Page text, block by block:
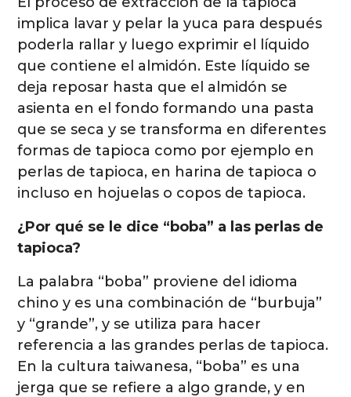
implica lavar y pelar la yuca para después
poderla rallar y luego exprimir el líquido
que contiene el almidón. Este líquido se
deja reposar hasta que el almidón se
asienta en el fondo formando una pasta
que se seca y se transforma en diferentes
formas de tapioca como por ejemplo en
perlas de tapioca, en harina de tapioca o
incluso en hojuelas o copos de tapioca.
¿Por qué se le dice “boba” a las perlas de
tapioca?
La palabra “boba” proviene del idioma
chino y es una combinación de “burbuja”
y “grande”, y se utiliza para hacer
referencia a las grandes perlas de tapioca.
En la cultura taiwanesa, “boba” es una
jerga que se refiere a algo grande, y en